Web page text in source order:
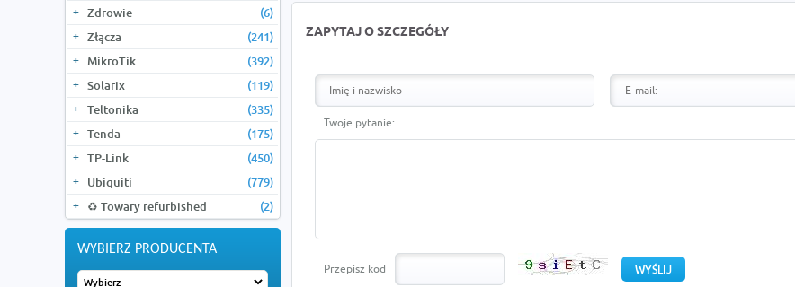
Zdrowie
(6)
Złącza
(241)
MikroTik
(392)
Solarix
(119)
Teltonika
(335)
Tenda
(175)
TP-Link
(450)
Ubiquiti
(779)
♻️ Towary refurbished
(2)
WYBIERZ PRODUCENTA
ZAPYTAJ O SZCZEGÓŁY
Twoje pytanie:
Przepisz kod